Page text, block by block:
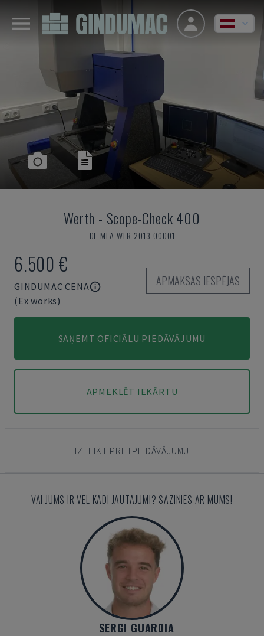
Werth - Scope-Check 400
DE-MEA-WER-2013-00001
6.500 €
GINDUMAC CENA
(Ex works)
APMAKSAS IESPĒJAS
SAŅEMT OFICIĀLU PIEDĀVĀJUMU
APMEKLĒT IEKĀRTU
IZTEIKT PRETPIEDĀVĀJUMU
VAI JUMS IR VĒL KĀDI JAUTĀJUMI? SAZINIES AR MUMS!
SERGI GUARDIA